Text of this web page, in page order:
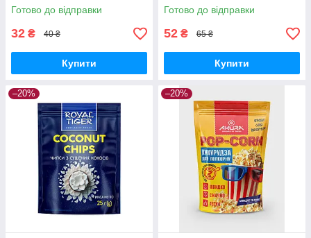
Готово до відправки
32 ₴ 40 ₴
Купити
Готово до відправки
52 ₴ 65 ₴
Купити
–20% –20%